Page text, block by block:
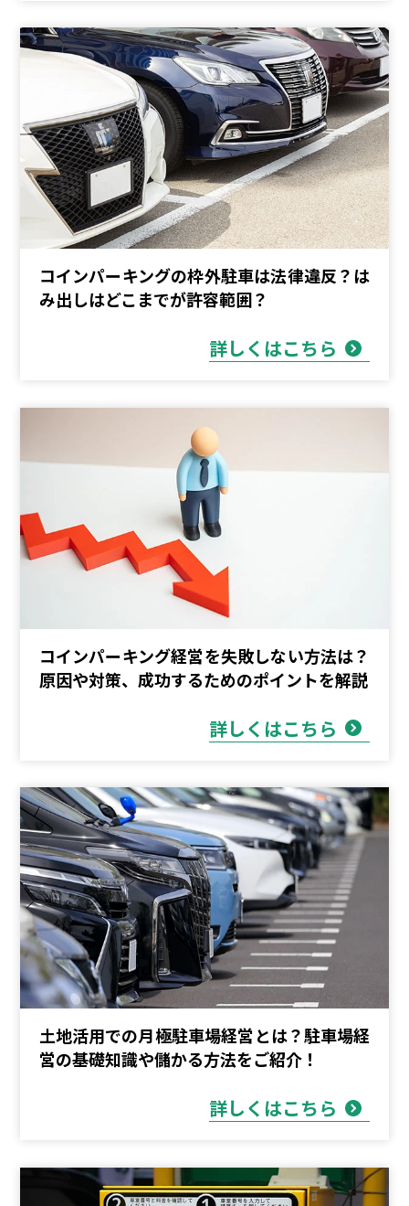
コインパーキングの枠外駐車は法律違反？は
み出しはどこまでが許容範囲？
詳しくはこちら
コインパーキング経営を失敗しない方法は？
原因や対策、成功するためのポイントを解説
詳しくはこちら
土地活用での月極駐車場経営とは？駐車場経
営の基礎知識や儲かる方法をご紹介！
詳しくはこちら